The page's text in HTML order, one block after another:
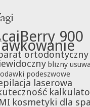
900
ortodontyczny
blizny
podeszwowe
laserowa
kosmetyki dla